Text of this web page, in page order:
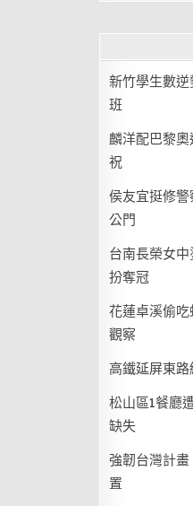
新竹學生數
班
麟洋配巴黎
祝
侯友宜挺修
公門
台南長榮女
扮奪冠
花蓮卓溪偷
觀察
高鐵延屏東
松山區1餐廳
缺失
強韌台灣計
置